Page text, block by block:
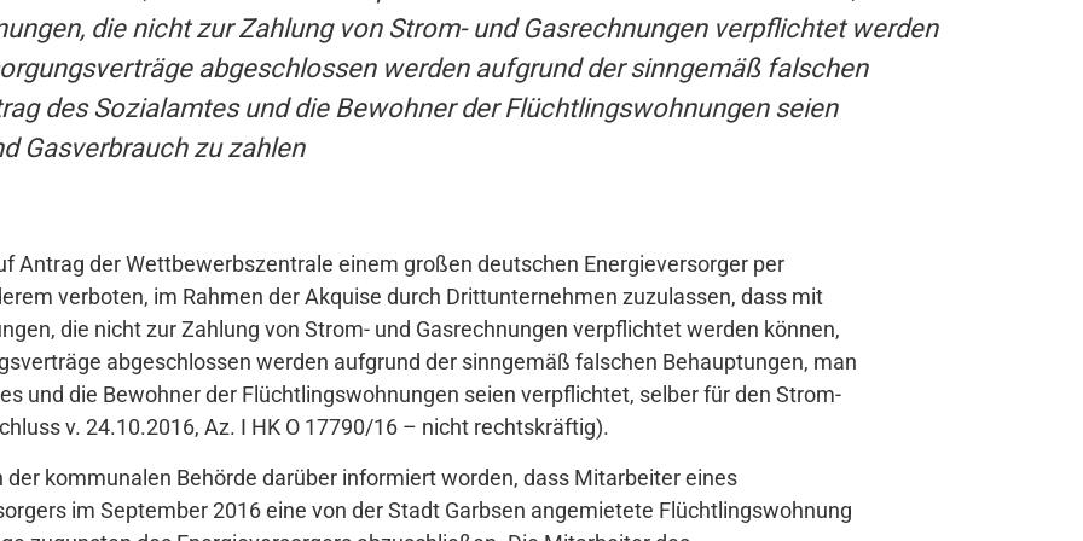
die nicht zur Zahlung von Strom- und Gasrechnungen verpflichtet werden
abgeschlossen werden aufgrund der sinngemäß falschen
des Sozialamtes und die Bewohner der Flüchtlingswohnungen seien
Gasverbrauch zu zahlen
Antrag der Wettbewerbszentrale einem großen deutschen Energieversorger per
verboten, im Rahmen der Akquise durch Drittunternehmen zuzulassen, dass mit
die nicht zur Zahlung von Strom- und Gasrechnungen verpflichtet werden können,
abgeschlossen werden aufgrund der sinngemäß falschen Behauptungen, man
und die Bewohner der Flüchtlingswohnungen seien verpflichtet, selber für den Strom-
v. 24.10.2016, Az. I HK O 17790/16 – nicht rechtskräftig).
kommunalen Behörde darüber informiert worden, dass Mitarbeiter eines
im September 2016 eine von der Stadt Garbsen angemietete Flüchtlingswohnung